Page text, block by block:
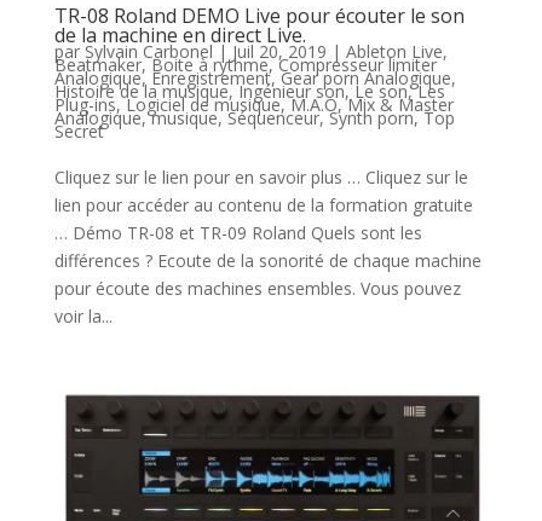
TR-08 Roland DEMO Live pour écouter le son
de la machine en direct Live.
par Sylvain Carbonel | Juil 20, 2019 | Ableton Live,
Beatmaker,Boite à rythme,Compresseur limiter
Analogique, Enregistrement,Gear porn Analogique,
Histoire de la musique,Ingénieur son,Le son,Les
Plug-ins,Logiciel de musique,M.A.O,Mix & Master
Analogique,musique,Séquenceur,Synth porn,Top
Secret
Cliquez sur le lien pour en savoir plus … Cliquez sur le
lien pour accéder au contenu de la formation gratuite
… Démo TR-08 et TR-09 Roland Quels sont les
différences ? Ecoute de la sonorité de chaque machine
pour écoute des machines ensembles. Vous pouvez
voir la...